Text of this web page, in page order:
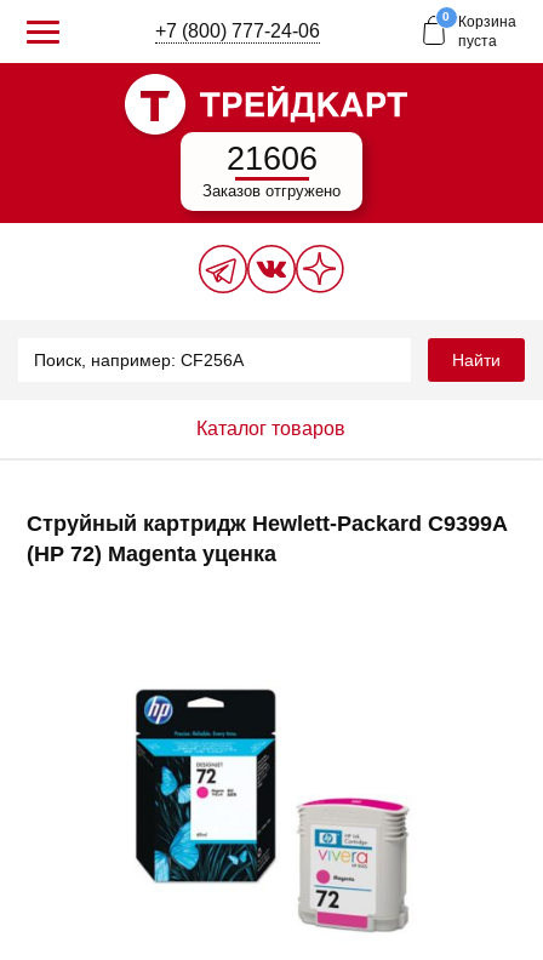
+7 (800) 777-24-06
0
Корзина
пуста
21606
Заказов отгружено
Найти
Каталог товаров
Струйный картридж Hewlett-Packard C9399A
(HP 72) Magenta уценка